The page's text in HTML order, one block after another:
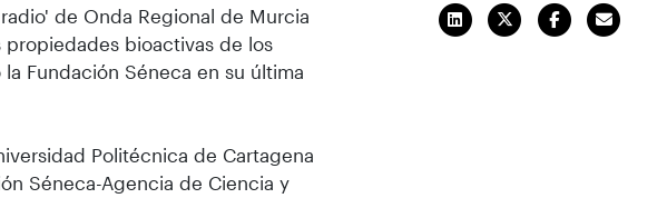
de Onda Regional de Murcia
bioactivas de los
Fundación Séneca en su última
Politécnica de Cartagena
Séneca-Agencia de Ciencia y